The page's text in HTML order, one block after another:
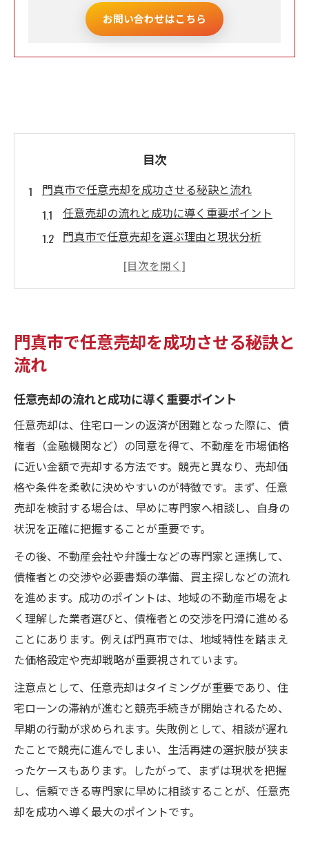
お問い合わせはこちら
目次
門真市で任意売却を成功させる秘訣と流れ
任意売却の流れと成功に導く重要ポイント
門真市で任意売却を選ぶ理由と現状分析
任意売却の仕組みを活かした計画的な準備
任意売却後の生活再建に向けた具体的対策
競売回避に役立つ任意売却の実践知識
競売を回避するための任意売却戦略を考え
任意売却で得られる競売との差と活用メリ
ット
任意売却の手順と競売リスクを減らす方法
任意売却の専門家活用で競売回避を実現
任意売却を検討すべきタイミングと判断基
準
任意売却の仕組みを理解したい方へ基本解説
任意売却の仕組みと基本的な流れを徹底解
説
任意売却に必要な条件と準備ポイント
任意売却と住宅ローンの関係性をわかりや
すく説明
任意売却を始める前に知っておきたい注意
点
任意売却の相談時に重要なヒアリング内容
住宅ローン滞納時の任意売却活用術
住宅ローン滞納時に任意売却を選ぶ理由
門真市で任意売却を成功させる秘訣と
流れ
任意売却の流れと成功に導く重要ポイント
任意売却は、住宅ローンの返済が困難となった際に、債
権者（金融機関など）の同意を得て、不動産を市場価格
に近い金額で売却する方法です。競売と異なり、売却価
格や条件を柔軟に決めやすいのが特徴です。まず、任意
売却を検討する場合は、早めに専門家へ相談し、自身の
状況を正確に把握することが重要です。
その後、不動産会社や弁護士などの専門家と連携して、
債権者との交渉や必要書類の準備、買主探しなどの流れ
を進めます。成功のポイントは、地域の不動産市場をよ
く理解した業者選びと、債権者との交渉を円滑に進める
ことにあります。例えば門真市では、地域特性を踏まえ
た価格設定や売却戦略が重要視されています。
注意点として、任意売却はタイミングが重要であり、住
宅ローンの滞納が進むと競売手続きが開始されるため、
早期の行動が求められます。失敗例として、相談が遅れ
たことで競売に進んでしまい、生活再建の選択肢が狭ま
ったケースもあります。したがって、まずは現状を把握
し、信頼できる専門家に早めに相談することが、任意売
却を成功へ導く最大のポイントです。